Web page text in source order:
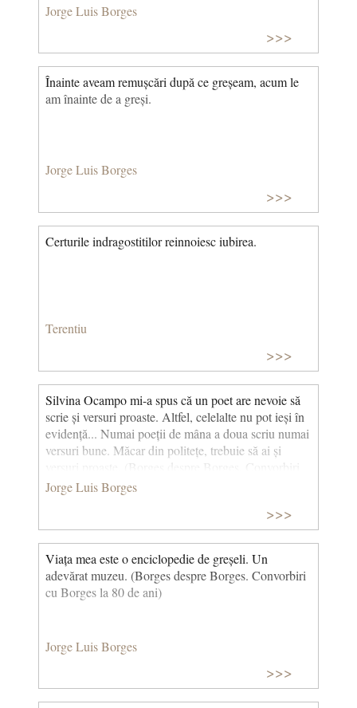
Jorge Luis Borges
>>>
Înainte aveam remușcări după ce greșeam, acum le
am înainte de a greși.
Jorge Luis Borges
>>>
Certurile indragostitilor reinnoiesc iubirea.
Terentiu
>>>
Silvina Ocampo mi-a spus că un poet are nevoie să
scrie și versuri proaste. Altfel, celelalte nu pot ieși în
evidență... Numai poeții de mâna a doua scriu numai
versuri bune. Măcar din politețe, trebuie să ai și
versuri proaste. (Borges despre Borges. Convorbiri
cu Borges la 80 de ani) [Silvina Ocampo (1903
-1993), scriitoare argentiniană ale cărei domenii
preferate erau poezia și nuvelele aparținând genului
fantastic.] © CCC
Jorge Luis Borges
>>>
Viața mea este o enciclopedie de greșeli. Un
adevărat muzeu. (Borges despre Borges. Convorbiri
cu Borges la 80 de ani)
Jorge Luis Borges
>>>